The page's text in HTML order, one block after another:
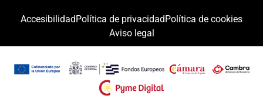
AccesibilidadPolítica de privacidadPolítica de cookies
Aviso legal